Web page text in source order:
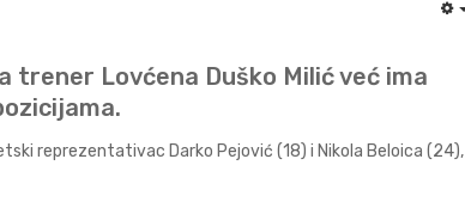
trener Lovćena Duško Milić već ima
reprezentativac Darko Pejović (18) i Nikola Beloica (24),